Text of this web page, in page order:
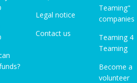
Legal notice
Contact us
Teaming"
companies
Teaming 4
Teaming
Become a
volunteer